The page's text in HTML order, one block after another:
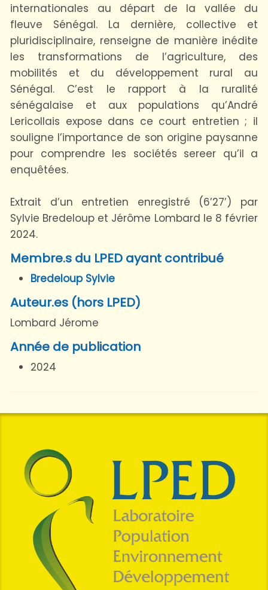
internationales au départ de la vallée du
fleuve Sénégal. La dernière, collective et
pluridisciplinaire, renseigne de manière inédite
les transformations de l’agriculture, des
mobilités et du développement rural au
Sénégal. C’est le rapport à la ruralité
sénégalaise et aux populations qu’André
Lericollais expose dans ce court entretien ; il
souligne l’importance de son origine paysanne
pour comprendre les sociétés sereer qu’il a
enquêtées.
Extrait d’un entretien enregistré (6’27’) par
Sylvie Bredeloup et Jérôme Lombard le 8 février
2024.
Membre.s du LPED ayant contribué
Bredeloup Sylvie
Auteur.es (hors LPED)
Lombard Jérome
Année de publication
2024